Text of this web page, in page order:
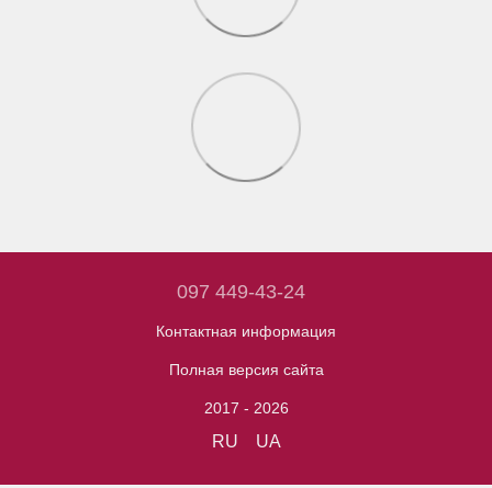
097 449-43-24
Контактная информация
Полная версия сайта
2017 - 2026
RU UA